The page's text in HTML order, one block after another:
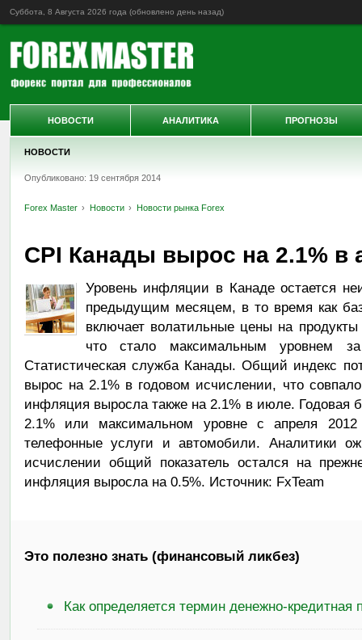
Суббота, 8 Августа 2026 года (обновлено день назад)
НОВОСТИ
Опубликовано: 19 сентября 2014
Forex Master Новости Новости рынка Forex
CPI Канады вырос на 2.1% в
Уровень инфляции в Канаде остается
предыдущим месяцем, в то время как
включает волатильные цены на
что стало максимальным уровнем
Статистическая служба Канады. Общий индекс
вырос на 2.1% в годовом исчислении, что
инфляция выросла также на 2.1% в июле. Годовая
2.1% или максимальном уровне с апреля
телефонные услуги и автомобили. Аналитики
исчислении общий показатель остался на
инфляция выросла на 0.5%. Источник: FxTeam
Это полезно знать (финансовый ликбез)
Как определяется термин денежно-кредитная
НОВОСТИ АНАЛИТИКА ПРОГНОЗЫ